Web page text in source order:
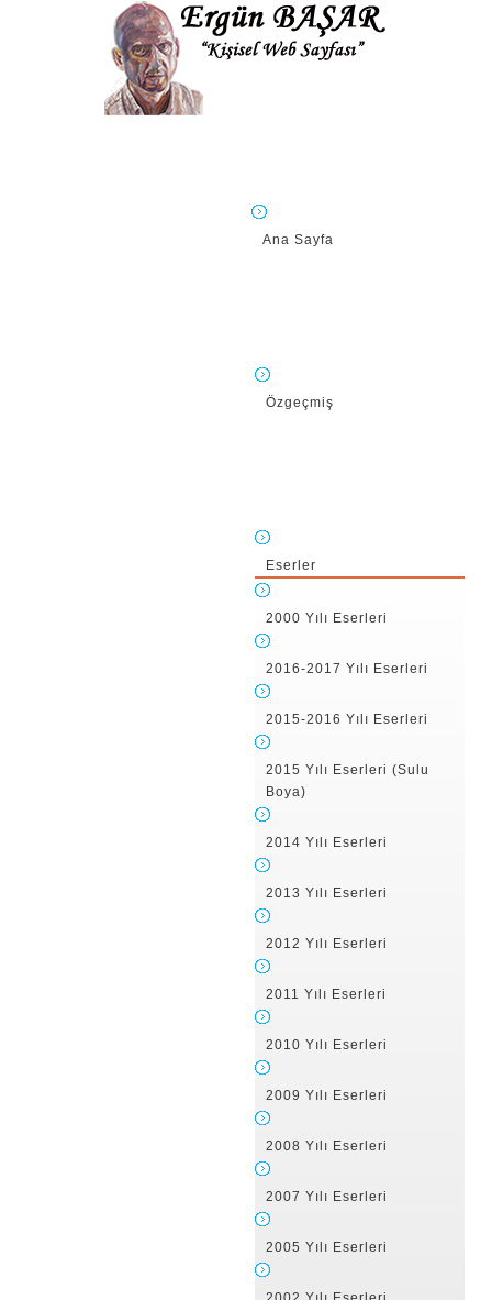
Ana Sayfa
Özgeçmiş
Eserler
2000 Yılı Eserleri
2016-2017 Yılı Eserleri
2015-2016 Yılı Eserleri
2015 Yılı Eserleri (Sulu
Boya)
2014 Yılı Eserleri
2013 Yılı Eserleri
2012 Yılı Eserleri
2011 Yılı Eserleri
2010 Yılı Eserleri
2009 Yılı Eserleri
2008 Yılı Eserleri
2007 Yılı Eserleri
2005 Yılı Eserleri